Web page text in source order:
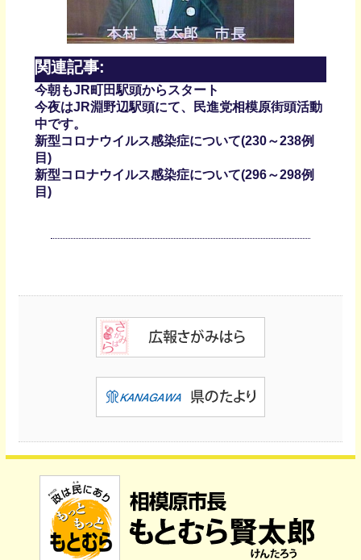
関連記事:
今朝もJR町田駅頭からスタート
今夜はJR淵野辺駅頭にて、民進党相模原街頭活動
中です。
新型コロナウイルス感染症について(230～238例
目)
新型コロナウイルス感染症について(296～298例
目)